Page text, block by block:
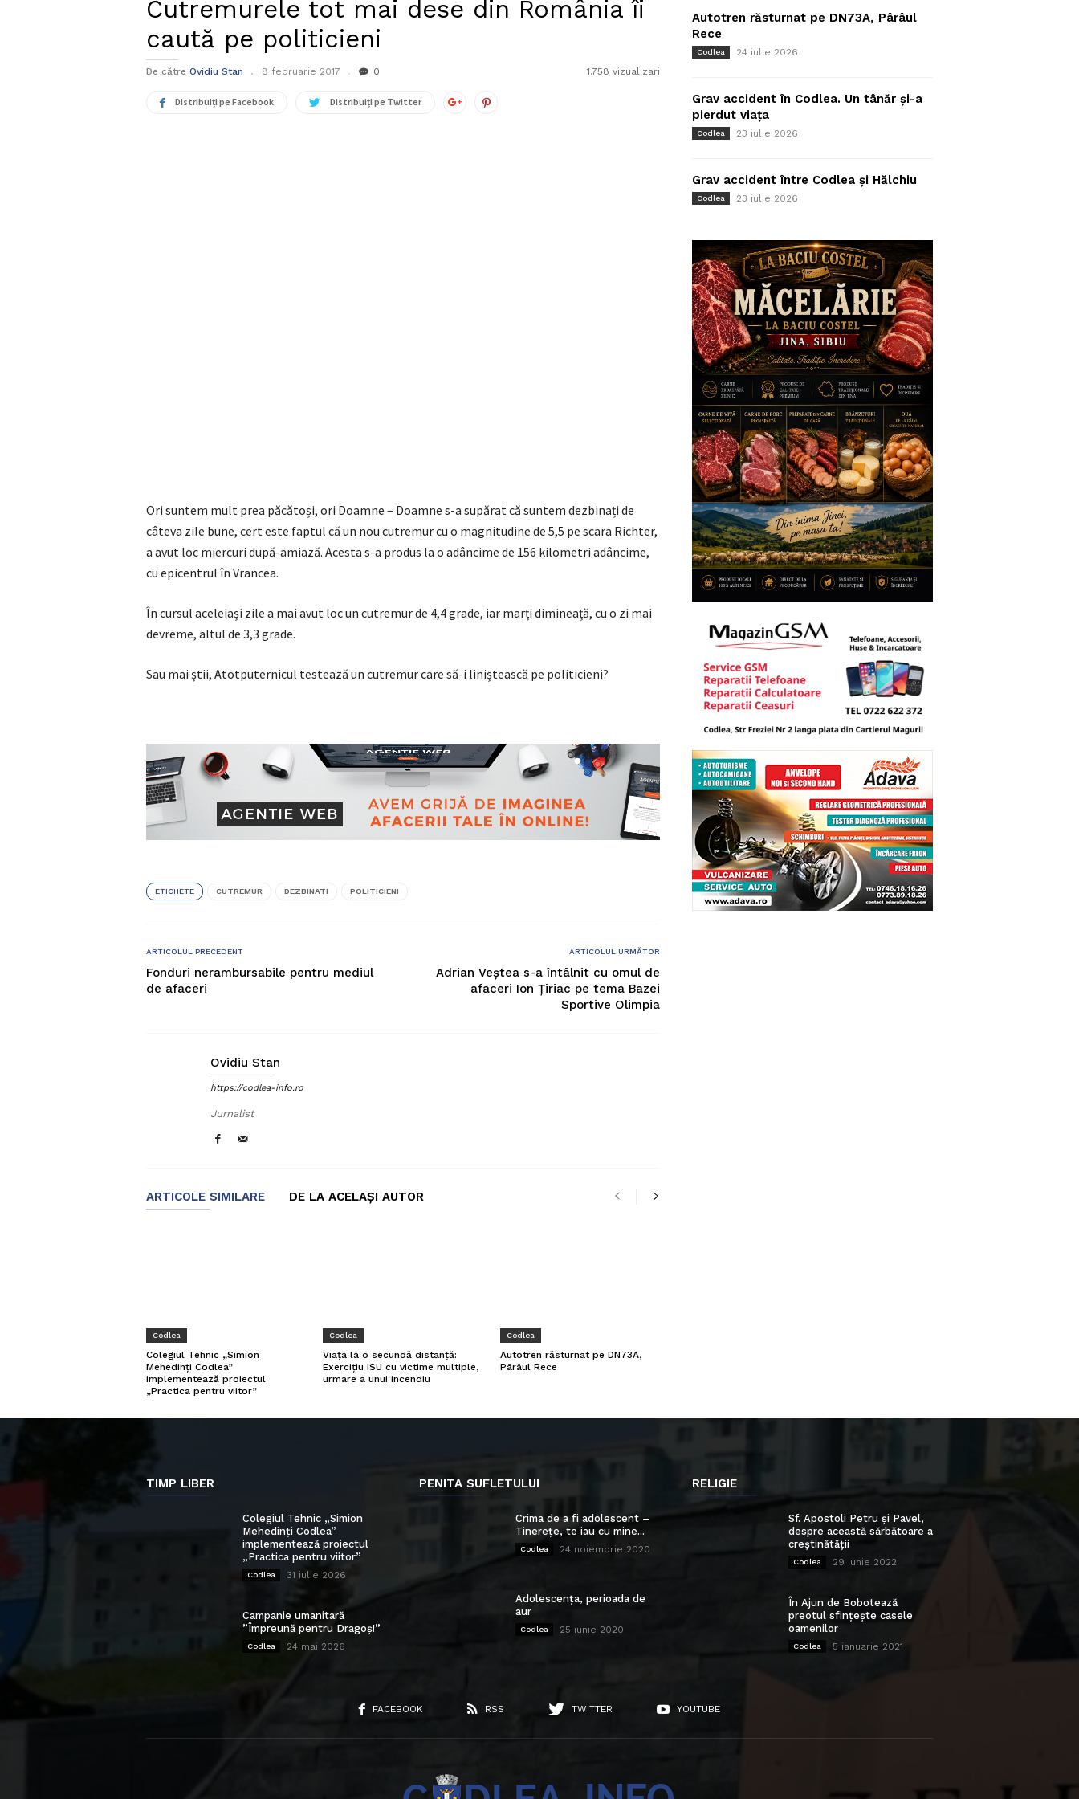
Cutremurele tot mai dese din România îi
caută pe politicieni
De către Ovidiu Stan 8 februarie 2017 0 1.758 vizualizari
Distribuiți pe Facebook Distribuiți pe Twitter
Ori suntem mult prea păcătoși, ori Doamne – Doamne s-a supărat că suntem dezbinați de
câteva zile bune, cert este faptul că un nou cutremur cu o magnitudine de 5,5 pe scara Richter,
a avut loc miercuri după-amiază. Acesta s-a produs la o adâncime de 156 kilometri adâncime,
cu epicentrul în Vrancea.
În cursul aceleiași zile a mai avut loc un cutremur de 4,4 grade, iar marți dimineață, cu o zi mai
devreme, altul de 3,3 grade.
Sau mai știi, Atotputernicul testează un cutremur care să-i liniștească pe politicieni?
ETICHETE CUTREMUR DEZBINATI POLITICIENI
ARTICOLUL PRECEDENT
Fonduri nerambursabile pentru mediul
de afaceri
ARTICOLUL URMĂTOR
Adrian Veștea s-a întâlnit cu omul de
afaceri Ion Țiriac pe tema Bazei
Sportive Olimpia
Ovidiu Stan
https://codlea-info.ro
Jurnalist
ARTICOLE SIMILARE DE LA ACELAȘI AUTOR
Codlea
Colegiul Tehnic „Simion
Mehedinți Codlea”
implementează proiectul
„Practica pentru viitor”
Codlea
Viața la o secundă distanță:
Exercițiu ISU cu victime multiple,
urmare a unui incendiu
Codlea
Autotren răsturnat pe DN73A,
Pârâul Rece
Autotren răsturnat pe DN73A, Pârâul
Rece
Codlea 24 iulie 2026
Grav accident în Codlea. Un tânăr și-a
pierdut viața
Codlea 23 iulie 2026
Grav accident între Codlea și Hălchiu
Codlea 23 iulie 2026
TIMP LIBER
Colegiul Tehnic „Simion
Mehedinți Codlea”
implementează proiectul
„Practica pentru viitor”
Codlea 31 iulie 2026
Campanie umanitară
”Împreună pentru Dragoș!”
Codlea 24 mai 2026
PENITA SUFLETULUI
Crima de a fi adolescent –
Tinerețe, te iau cu mine...
Codlea 24 noiembrie 2020
Adolescența, perioada de
aur
Codlea 25 iunie 2020
RELIGIE
Sf. Apostoli Petru și Pavel,
despre această sărbătoare a
creștinătății
Codlea 29 iunie 2022
În Ajun de Bobotează
preotul sfințește casele
oamenilor
Codlea 5 ianuarie 2021
FACEBOOK RSS TWITTER YOUTUBE